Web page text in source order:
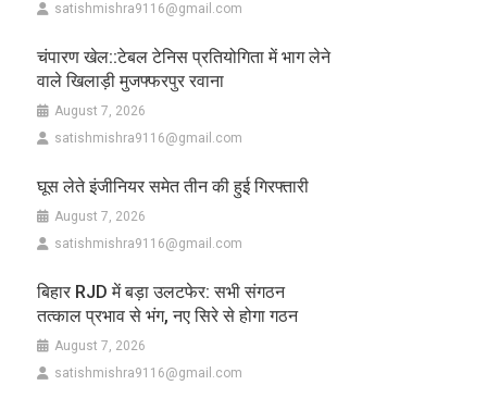
satishmishra9116@gmail.com
चंपारण खेल::टेबल टेनिस प्रतियोगिता में भाग लेने
वाले खिलाड़ी मुजफ्फरपुर रवाना
August 7, 2026
satishmishra9116@gmail.com
घूस लेते इंजीनियर समेत तीन की हुई गिरफ्तारी
August 7, 2026
satishmishra9116@gmail.com
बिहार RJD में बड़ा उलटफेर: सभी संगठन
तत्काल प्रभाव से भंग, नए सिरे से होगा गठन
August 7, 2026
satishmishra9116@gmail.com